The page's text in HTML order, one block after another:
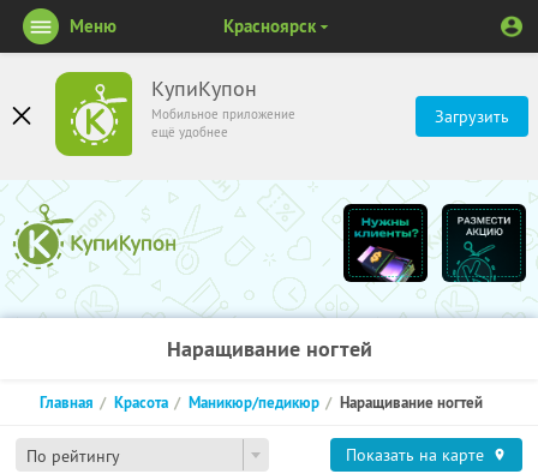
КупиКупон
Мобильное приложение
ещё удобнее
Загрузить
Меню Красноярск
Наращивание ногтей
По рейтингу
Главная Красота Маникюр/педикюр Наращивание ногтей
Показать на карте